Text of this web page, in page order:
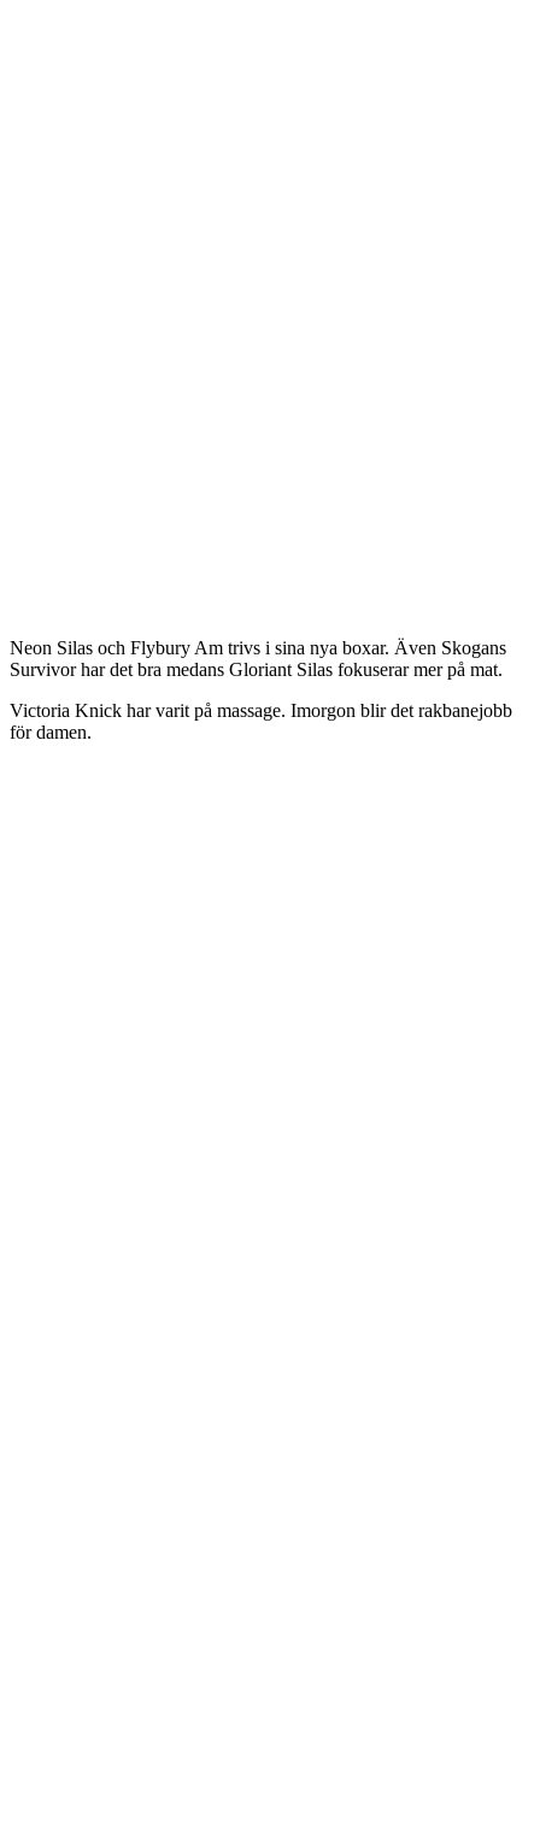
Neon Silas och Flybury Am trivs i sina nya boxar. Även Skogans
Survivor har det bra medans Gloriant Silas fokuserar mer på mat.
Victoria Knick har varit på massage. Imorgon blir det rakbanejobb
för damen.